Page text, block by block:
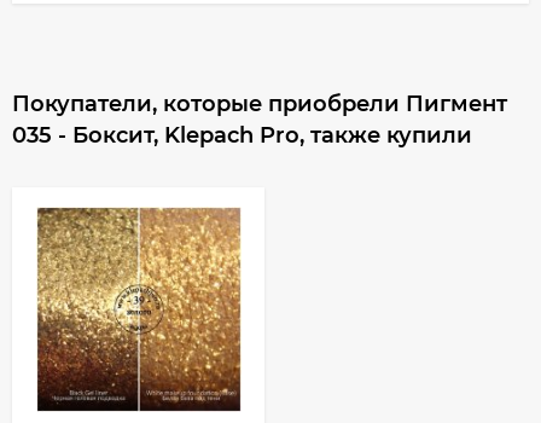
Покупатели, которые приобрели Пигмент
035 - Боксит, Klepach Pro, также купили